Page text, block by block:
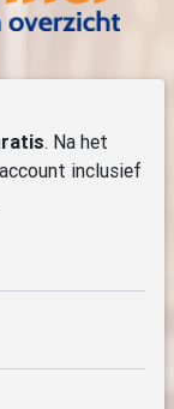
. Na het
inclusief